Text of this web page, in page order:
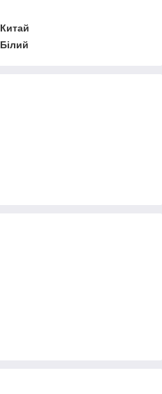
Китай
Білий